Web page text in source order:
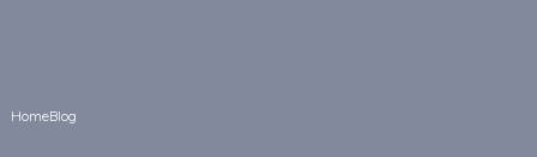
HomeBlog